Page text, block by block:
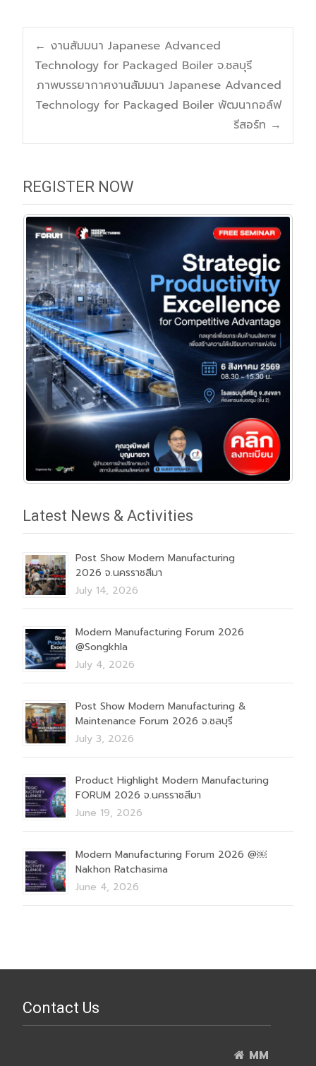
Post
navigation
← งานสัมมนา Japanese Advanced
Technology for Packaged Boiler จ.ชลบุรี
ภาพบรรยากาศงานสัมมนา Japanese Advanced
Technology for Packaged Boiler พัฒนากอล์ฟ
รีสอร์ท →
REGISTER NOW
Latest News & Activities
Post Show Modern Manufacturing
2026 จ.นครราชสีมา
July 14, 2026
Modern Manufacturing Forum 2026
@Songkhla
July 4, 2026
Post Show Modern Manufacturing &
Maintenance Forum 2026 จ.ชลบุรี
July 3, 2026
Product Highlight Modern Manufacturing
FORUM 2026 จ.นครราชสีมา
June 19, 2026
Modern Manufacturing Forum 2026 @￼
Nakhon Ratchasima
June 4, 2026
Contact Us
MM